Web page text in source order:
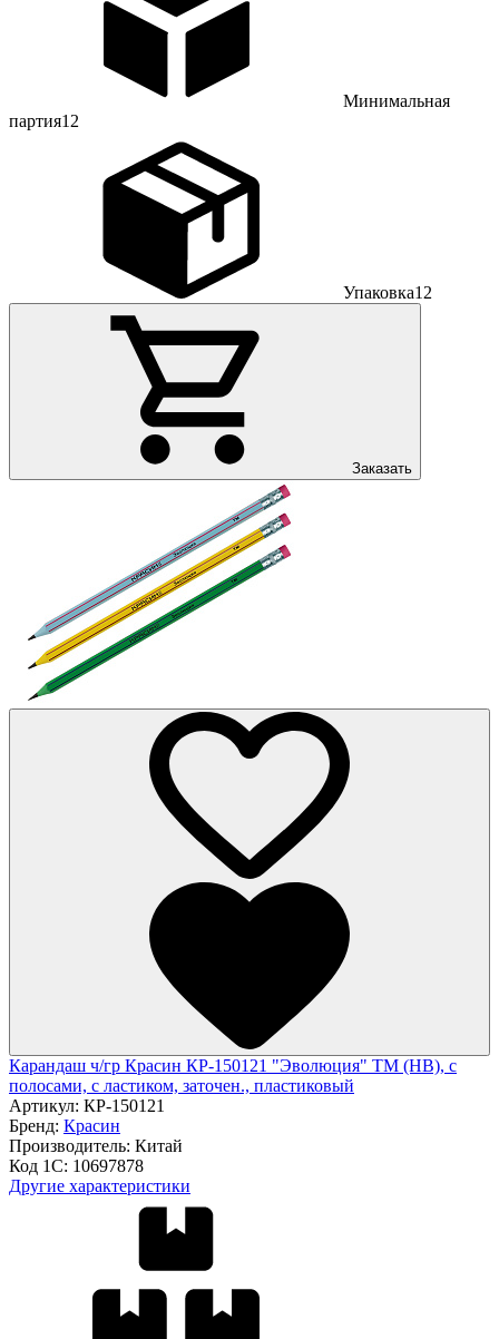
Минимальная
партия12
Упаковка12
Заказать
Карандаш ч/гр Красин КР-150121 "Эволюция" ТМ (HB), с
полосами, с ластиком, заточен., пластиковый
Артикул: КР-150121
Бренд: Красин
Производитель: Китай
Код 1С: 10697878
Другие характеристики